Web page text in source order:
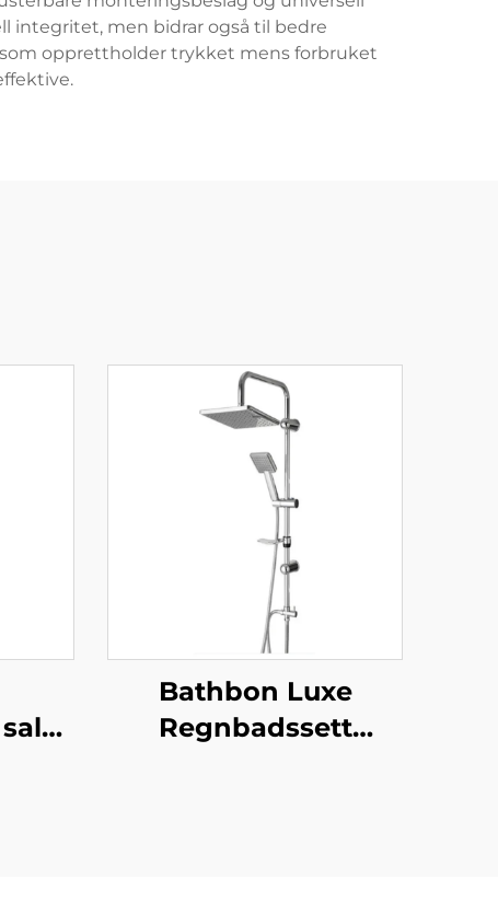
integritet, men bidrar også til bedre
opprettholder trykket mens forbruket
Bathbon Luxe
Regnbadssett